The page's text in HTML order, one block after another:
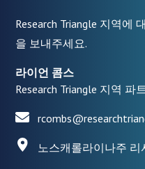
Research Triangle 지역에
을 보내주세요.
라이언 콤스
Research Triangle 지역 파
노스캐롤라이나주 리